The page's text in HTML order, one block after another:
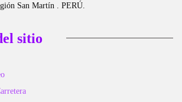
San Martín . PERÚ.
sitio